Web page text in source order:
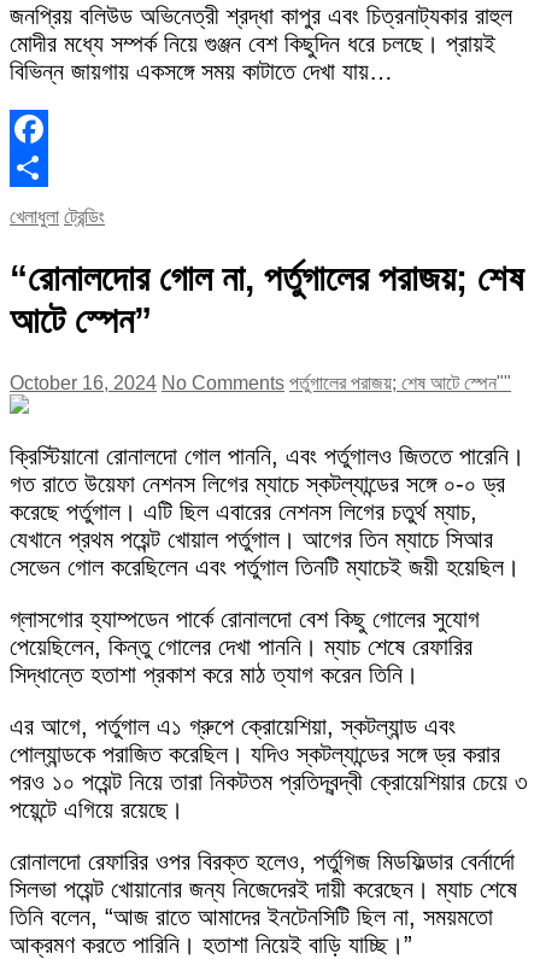
জনপ্রিয় বলিউড অভিনেত্রী শ্রদ্ধা কাপুর এবং চিত্রনাট্যকার রাহুল
মোদীর মধ্যে সম্পর্ক নিয়ে গুঞ্জন বেশ কিছুদিন ধরে চলছে। প্রায়ই
বিভিন্ন জায়গায় একসঙ্গে সময় কাটাতে দেখা যায়…
Facebook
Share
খেলাধুলা ট্রেন্ডিং
“রোনালদোর গোল না, পর্তুগালের পরাজয়; শেষ
আটে স্পেন”
October 16, 2024 No Comments পর্তুগালের পরাজয়; শেষ আটে স্পেন""
ক্রিস্টিয়ানো রোনালদো গোল পাননি, এবং পর্তুগালও জিততে পারেনি।
গত রাতে উয়েফা নেশনস লিগের ম্যাচে স্কটল্যান্ডের সঙ্গে ০-০ ড্র
করেছে পর্তুগাল। এটি ছিল এবারের নেশনস লিগের চতুর্থ ম্যাচ,
যেখানে প্রথম পয়েন্ট খোয়াল পর্তুগাল। আগের তিন ম্যাচে সিআর
সেভেন গোল করেছিলেন এবং পর্তুগাল তিনটি ম্যাচেই জয়ী হয়েছিল।
গ্লাসগোর হ্যাম্পডেন পার্কে রোনালদো বেশ কিছু গোলের সুযোগ
পেয়েছিলেন, কিন্তু গোলের দেখা পাননি। ম্যাচ শেষে রেফারির
সিদ্ধান্তে হতাশা প্রকাশ করে মাঠ ত্যাগ করেন তিনি।
এর আগে, পর্তুগাল এ১ গ্রুপে ক্রোয়েশিয়া, স্কটল্যান্ড এবং
পোল্যান্ডকে পরাজিত করেছিল। যদিও স্কটল্যান্ডের সঙ্গে ড্র করার
পরও ১০ পয়েন্ট নিয়ে তারা নিকটতম প্রতিদ্বন্দ্বী ক্রোয়েশিয়ার চেয়ে ৩
পয়েন্টে এগিয়ে রয়েছে।
রোনালদো রেফারির ওপর বিরক্ত হলেও, পর্তুগিজ মিডফিল্ডার বের্নার্দো
সিলভা পয়েন্ট খোয়ানোর জন্য নিজেদেরই দায়ী করেছেন। ম্যাচ শেষে
তিনি বলেন, “আজ রাতে আমাদের ইনটেনসিটি ছিল না, সময়মতো
আক্রমণ করতে পারিনি। হতাশা নিয়েই বাড়ি যাচ্ছি।”